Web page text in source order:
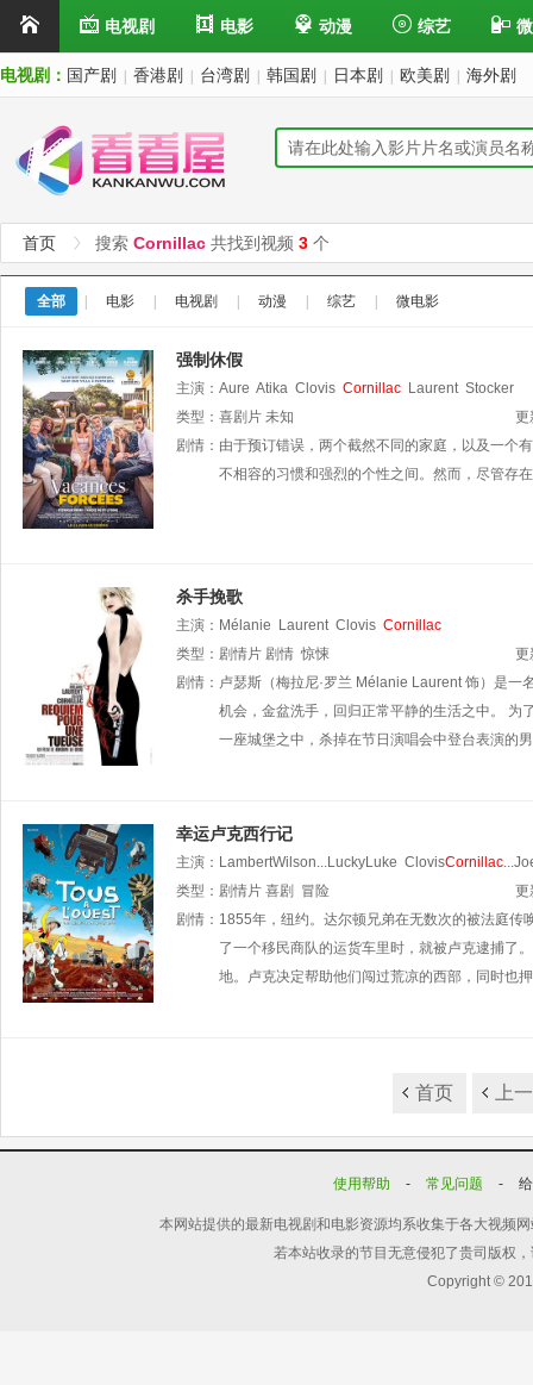
电视剧 电影 动漫 综艺
电视剧： 国产剧 香港剧 台湾剧 韩国剧 日本剧 欧美剧 海外剧
首页 搜索 Cornillac 共找到视频 3 个
全部 电影 电视剧 动漫 综艺 微电影
强制休假
主演： Aure Atika Clovis Cornillac Laurent Stocker
类型： 喜剧片 未知
更
剧情： 由于预订错误，两个截然不同的家庭，以及一个
不相容的习惯和强烈的个性之间。然而，尽管存
杀手挽歌
主演： Mélanie Laurent Clovis Cornillac
类型： 剧情片 剧情 惊悚
更
剧情： 卢瑟斯（梅拉尼·罗兰 Mélanie Laurent 饰）是
机会，金盆洗手，回归正常平静的生活之中。 为
一座城堡之中，杀掉在节日演唱会中登台表演的
幸运卢克西行记
主演： LambertWilson...LuckyLuke ClovisCornillac
类型： 剧情片 喜剧 冒险
更
剧情： 1855年，纽约。达尔顿兄弟在无数次的被法庭传
了一个移民商队的运货车里时，就被卢克逮捕了
地。卢克决定帮助他们闯过荒凉的西部，同时也
首页 上
使用帮助 - 常见问题 -
本网站提供的最新电视剧和电影资源均系收集于各大视频
若本站收录的节目无意侵犯了贵司版权
Copyright ©